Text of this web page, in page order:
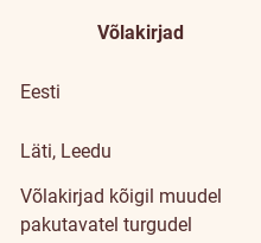
Võlakirjad
Eesti
Läti, Leedu
Võlakirjad kõigil muudel
pakutavatel turgudel